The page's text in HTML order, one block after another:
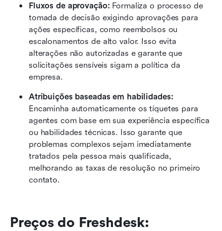
Fluxos de aprovação: Formaliza o processo de
tomada de decisão exigindo aprovações para
ações específicas, como reembolsos ou
escalonamentos de alto valor. Isso evita
alterações não autorizadas e garante que
solicitações sensíveis sigam a política da
empresa.
Atribuições baseadas em habilidades:
Encaminha automaticamente os tíquetes para
agentes com base em sua experiência específica
ou habilidades técnicas. Isso garante que
problemas complexos sejam imediatamente
tratados pela pessoa mais qualificada,
melhorando as taxas de resolução no primeiro
contato.
Preços do Freshdesk: